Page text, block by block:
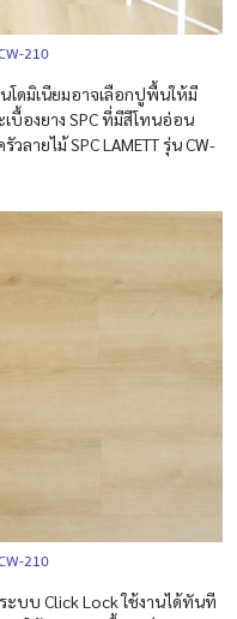
210
โดมิเนียมอาจเลือกปูพื้นให้มี
บื้องยาง SPC ที่มีสีโทนอ่อน
ลายไม้ SPC LAMETT รุ่น CW-
210
ะบบ Click Lock ใช้งานได้ทันที